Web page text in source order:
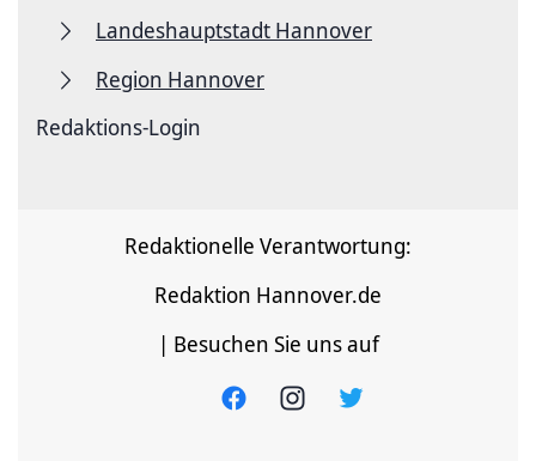
Landeshauptstadt Hannover
Region Hannover
Redaktions-Login
Redaktionelle Verantwortung:
Redaktion Hannover.de
| Besuchen Sie uns auf